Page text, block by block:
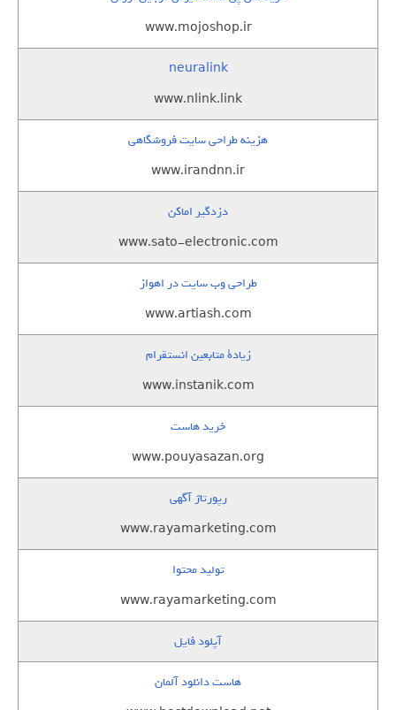
www.mojoshop.ir
neuralink
www.nlink.link
هزینه طراحی سایت فروشگاهی
www.irandnn.ir
دزدگیر اماکن
www.sato-electronic.com
طراحی وب سایت در اهواز
www.artiash.com
زيادة متابعين انستقرام
www.instanik.com
خرید هاست
www.pouyasazan.org
رپورتاژ آگهی
www.rayamarketing.com
تولید محتوا
www.rayamarketing.com
آپلود فایل
هاست دانلود آلمان